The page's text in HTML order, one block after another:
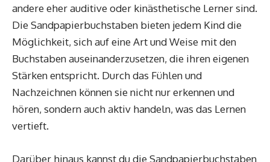
andere eher auditive oder kinästhetische Lerner sind.
Die Sandpapierbuchstaben bieten jedem Kind die
Möglichkeit, sich auf eine Art und Weise mit den
Buchstaben auseinanderzusetzen, die ihren eigenen
Stärken entspricht. Durch das Fühlen und
Nachzeichnen können sie nicht nur erkennen und
hören, sondern auch aktiv handeln, was das Lernen
vertieft.
Darüber hinaus kannst du die Sandpapierbuchstaben